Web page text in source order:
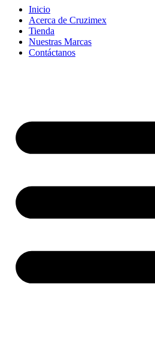
Inicio
Acerca de Cruzimex
Tienda
Nuestras Marcas
Contáctanos